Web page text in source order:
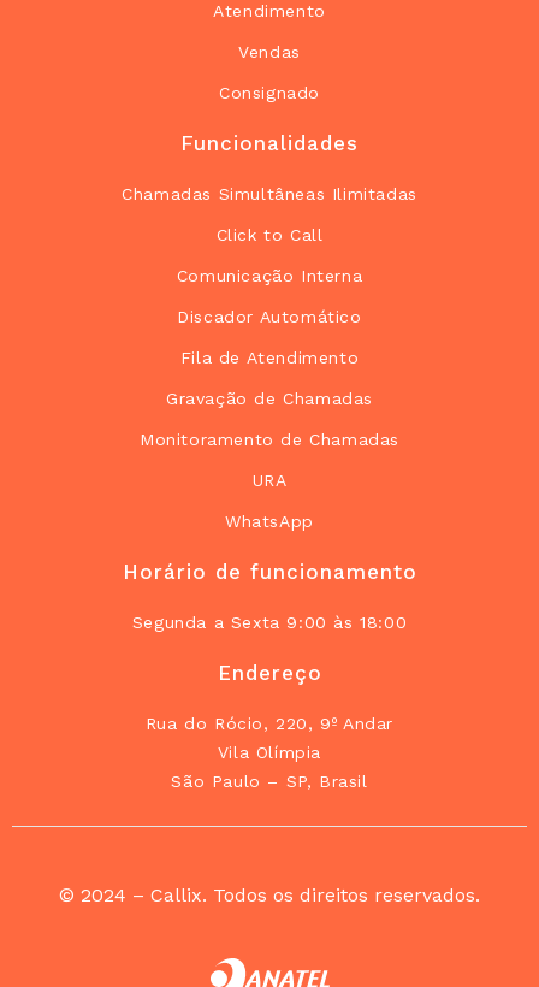
Atendimento
Vendas
Consignado
Funcionalidades
Chamadas Simultâneas Ilimitadas
Click to Call
Comunicação Interna
Discador Automático
Fila de Atendimento
Gravação de Chamadas
Monitoramento de Chamadas
URA
WhatsApp
Horário de funcionamento
Segunda a Sexta 9:00 às 18:00
Endereço
Rua do Rócio, 220, 9º Andar
Vila Olímpia
São Paulo – SP, Brasil
© 2024 – Callix. Todos os direitos reservados.